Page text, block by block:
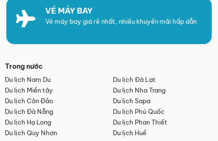
VÉ MÁY BAY
Vé máy bay giá rẻ nhất, nhiều khuyến mãi hấp dẫn
Trong nước
Du lịch Nam Du
Du lịch Đà Lạt
Du lịch Miền tây
Du lịch Nha Trang
Du lịch Côn Đảo
Du lịch Sapa
Du lịch Đà Nẵng
Du lịch Phú Quốc
Du lịch Hạ Long
Du lịch Phan Thiết
Du lịch Quy Nhơn
Du lịch Huế